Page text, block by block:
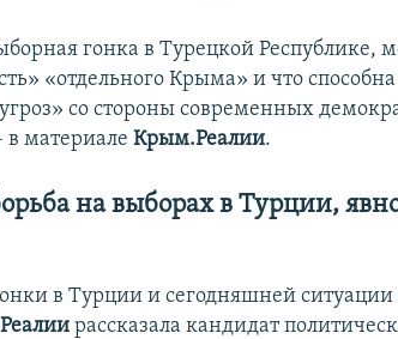
гонка в Турецкой Республике,
«отдельного Крыма» и что
со стороны современных
в материалеКрым.Реалии.
на выборах в Турции,
в Турции и сегодняшней ситуации
рассказала кандидат